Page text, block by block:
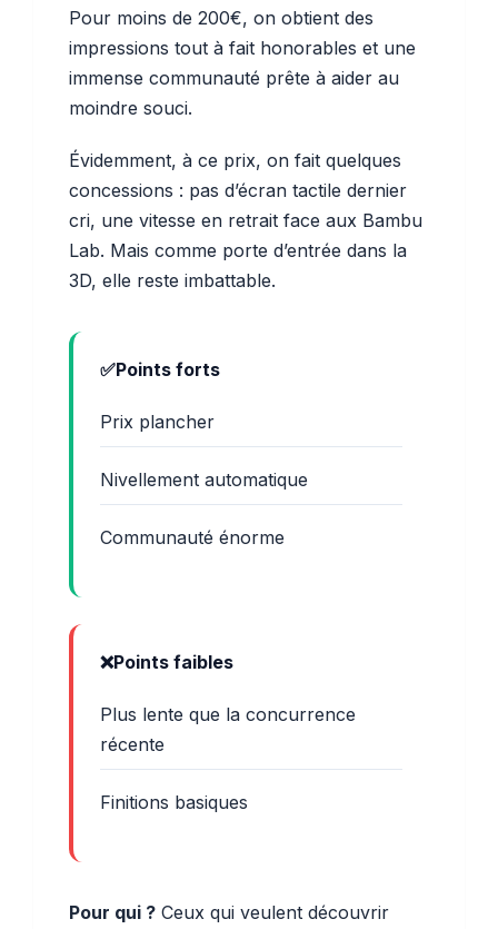
Pour moins de 200€, on obtient des
impressions tout à fait honorables et une
immense communauté prête à aider au
moindre souci.
Évidemment, à ce prix, on fait quelques
concessions : pas d’écran tactile dernier
cri, une vitesse en retrait face aux Bambu
Lab. Mais comme porte d’entrée dans la
3D, elle reste imbattable.
Points forts
Prix plancher
Nivellement automatique
Communauté énorme
Points faibles
Plus lente que la concurrence
récente
Finitions basiques
Pour qui ? Ceux qui veulent découvrir